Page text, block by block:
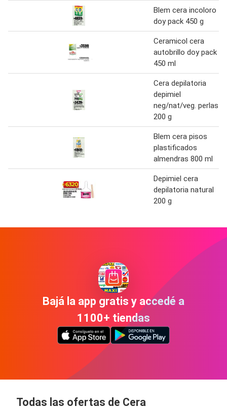
Blem cera incoloro
doy pack 450 g
Ceramicol cera
autobrillo doy pack
450 ml
Cera depilatoria
depimiel
neg/nat/veg. perlas
200 g
Blem cera pisos
plastificados
almendras 800 ml
Depimiel cera
depilatoria natural
200 g
Bajá la app gratis y accedé a
1100+ tiendas
Todas las ofertas de Cera